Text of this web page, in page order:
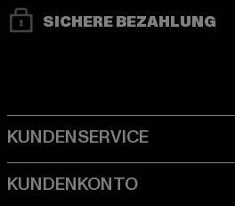
SICHERE BEZAHLUNG